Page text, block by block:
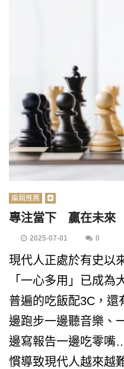
編輯推薦
專注當下 贏在未來
2025-07-01 0
現代人正處於有史以
「一心多用」已成為
普遍的吃飯配3C，還
邊跑步一邊聽音樂、
邊寫報告一邊吃零嘴
慣導致現代人越來越